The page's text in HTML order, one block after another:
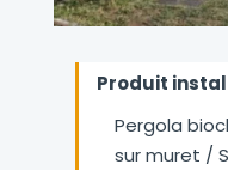
Produit
Pergola
sur muret /